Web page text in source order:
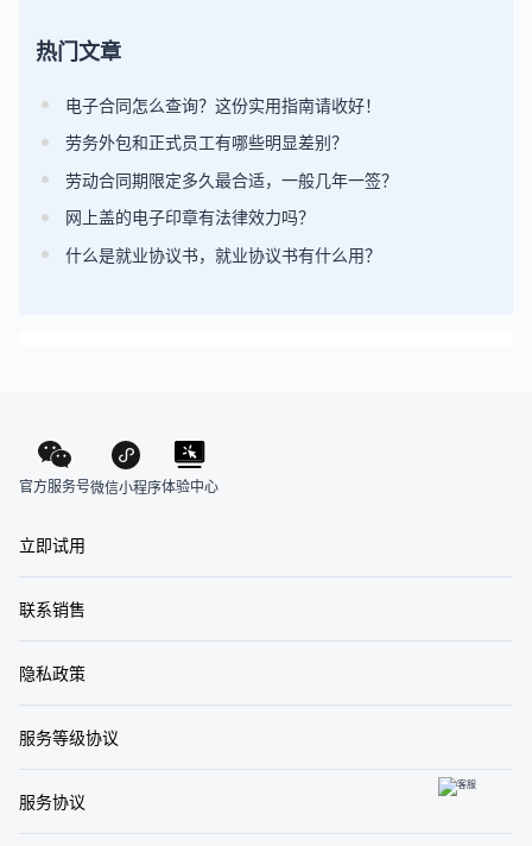
热门文章
电子合同怎么查询？这份实用指南请收好！
劳务外包和正式员工有哪些明显差别？
劳动合同期限定多久最合适，一般几年一签？
网上盖的电子印章有法律效力吗？
什么是就业协议书，就业协议书有什么用？
官方服务号微信小程序体验中心
立即试用
联系销售
隐私政策
服务等级协议
服务协议